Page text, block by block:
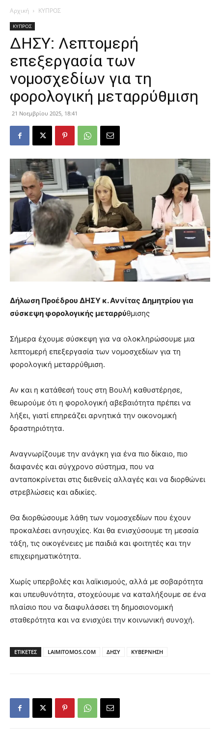
Αρχική ΚΥΠΡΟΣ
ΚΥΠΡΟΣ
ΔΗΣΥ: Λεπτομερή
επεξεργασία των
νομοσχεδίων για τη
φορολογική μεταρρύθμιση
21 Νοεμβρίου 2025, 18:41
Δήλωση Προέδρου ΔΗΣΥ κ. Αννίτας Δημητρίου για
σύσκεψη φορολογικής μεταρρύθμισης
Σήμερα έχουμε σύσκεψη για να ολοκληρώσουμε μια
λεπτομερή επεξεργασία των νομοσχεδίων για τη
φορολογική μεταρρύθμιση.
Αν και η κατάθεσή τους στη Βουλή καθυστέρησε,
θεωρούμε ότι η φορολογική αβεβαιότητα πρέπει να
λήξει, γιατί επηρεάζει αρνητικά την οικονομική
δραστηριότητα.
Αναγνωρίζουμε την ανάγκη για ένα πιο δίκαιο, πιο
διαφανές και σύγχρονο σύστημα, που να
ανταποκρίνεται στις διεθνείς αλλαγές και να διορθώνει
στρεβλώσεις και αδικίες.
Θα διορθώσουμε λάθη των νομοσχεδίων που έχουν
προκαλέσει ανησυχίες. Και θα ενισχύσουμε τη μεσαία
τάξη, τις οικογένειες με παιδιά και φοιτητές και την
επιχειρηματικότητα.
Χωρίς υπερβολές και λαϊκισμούς, αλλά με σοβαρότητα
και υπευθυνότητα, στοχεύουμε να καταλήξουμε σε ένα
πλαίσιο που να διαφυλάσσει τη δημοσιονομική
σταθερότητα και να ενισχύει την κοινωνική συνοχή.
ΕΤΙΚΕΤΕΣ LAIMITOMOS.COM ΔΗΣΥ ΚΥΒΕΡΝΗΣΗ